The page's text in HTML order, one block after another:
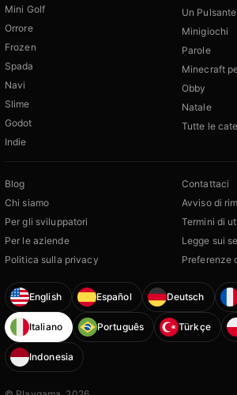
Mini Golf
Orrore
Frozen
Spada
Navi
Slime
Godot
Indie
Un Pulsante
Minigiochi
Parole
Minecraft
Obby
Natale
Tutte le
Blog
Chi siamo
Per gli sviluppatori
Per le aziende
Politica sulla privacy
Contattaci
Avviso di
Termini di
Legge sui
Preferenze
English Español Deutsch
Italiano Português Türkçe
Indonesia